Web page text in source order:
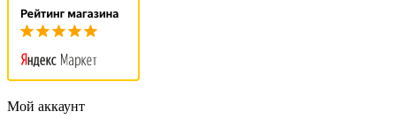
Мой аккаунт